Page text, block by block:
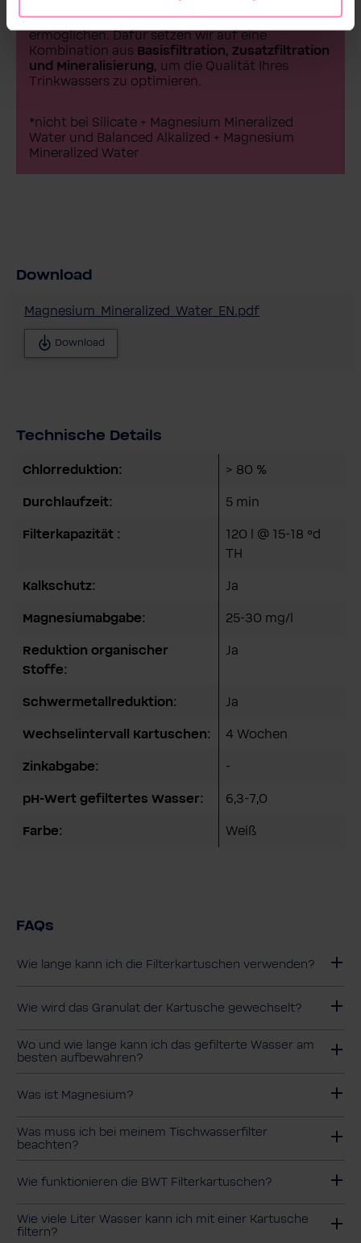
Unser Ziel ist es, Ihnen nicht nur reines, sondern
auch wohlschmeckendes Wasser zu
ermöglichen. Dafür setzen wir auf eine
Kombination aus Basisfiltration, Zusatzfiltration
und Mineralisierung, um die Qualität Ihres
Trinkwassers zu optimieren.
*nicht bei Silicate + Magnesium Mineralized
Water und Balanced Alkalized + Magnesium
Mineralized Water
Download
Magnesium_Mineralized_Water_EN.pdf
Download
Technische Details
Chlorreduktion: > 80 %
Durchlaufzeit: 5 min
Filterkapazität :
120 l @ 15-18 °d
TH
Kalkschutz: Ja
Magnesiumabgabe: 25-30 mg/l
Reduktion organischer
Stoffe:
Ja
Schwermetallreduktion: Ja
Wechselintervall Kartuschen: 4 Wochen
Zinkabgabe: -
pH-Wert gefiltertes Wasser: 6,3-7,0
Farbe: Weiß
FAQs
Wie lange kann ich die Filterkartuschen verwenden?
Wie wird das Granulat der Kartusche gewechselt?
Wo und wie lange kann ich das gefilterte Wasser am
besten aufbewahren?
Was ist Magnesium?
Was muss ich bei meinem Tischwasserfilter
beachten?
Wie funktionieren die BWT Filterkartuschen?
Wie viele Liter Wasser kann ich mit einer Kartu­sche
filtern?